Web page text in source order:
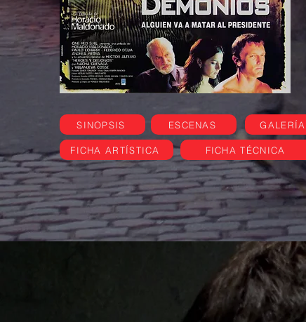
SINOPSIS ESCENAS GALERÍA
FICHA ARTÍSTICA FICHA TÉCNICA